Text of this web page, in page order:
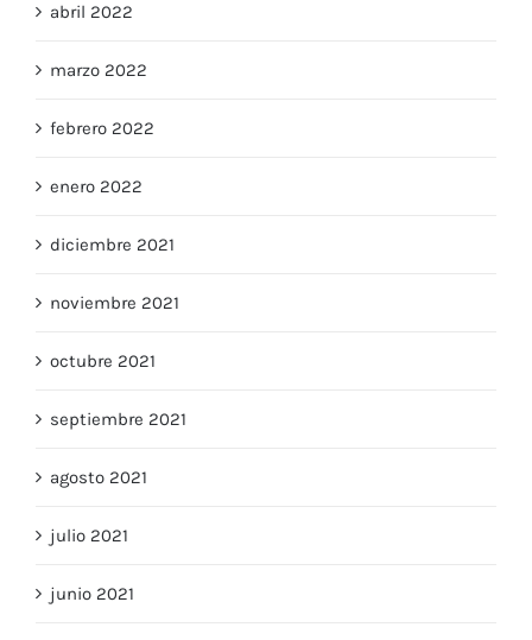
abril 2022
marzo 2022
febrero 2022
enero 2022
diciembre 2021
noviembre 2021
octubre 2021
septiembre 2021
agosto 2021
julio 2021
junio 2021